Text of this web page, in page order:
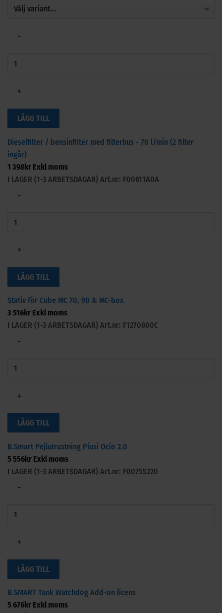
−
+
LÄGG TILL
Dieselfilter / bensinfilter med filterhus - 70 l/min (2 filter
ingår)
1 398kr Exkl moms
I LAGER (1-3 ARBETSDAGAR) Art.nr: F00611A0A
−
+
LÄGG TILL
Stativ för Cube MC 70, 90 & MC-box
3 516kr Exkl moms
I LAGER (1-3 ARBETSDAGAR) Art.nr: F1270800C
−
+
LÄGG TILL
B.Smart Pejlutrustning Piusi Ocio 2.0
5 556kr Exkl moms
I LAGER (1-3 ARBETSDAGAR) Art.nr: F00755220
−
+
LÄGG TILL
B.SMART Tank Watchdog Add-on licens
5 676kr Exkl moms